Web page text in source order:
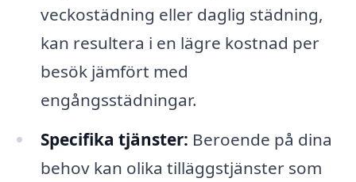
veckostädning eller daglig städning,
kan resultera i en lägre kostnad per
besök jämfört med
engångsstädningar.
Specifika tjänster: Beroende på dina
behov kan olika tilläggstjänster som